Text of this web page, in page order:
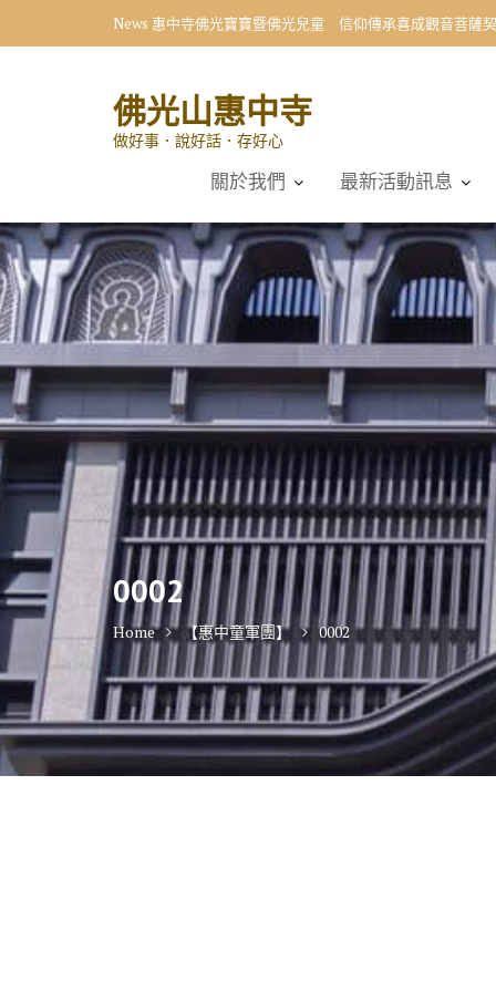
News 惠中寺佛光寶寶暨佛光兒童 信仰傳承喜成觀音菩薩
佛光山惠中寺
做好事．說好話．存好心
關於我們 最新活動訊息
0002
Home 【惠中童軍團】 0002